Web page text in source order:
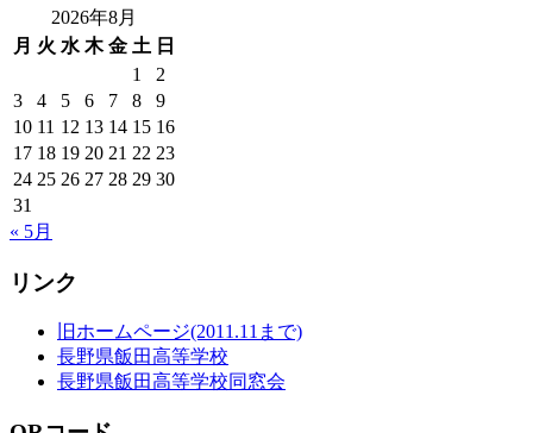
2026年8月
月 火 水 木 金 土 日
1
2
3
4 5 6 7 8
9
10 11 12 13 14 15 16
17 18 19 20 21 22 23
24 25 26 27 28 29 30
31
« 5月
リンク
旧ホームページ(2011.11まで)
長野県飯田高等学校
長野県飯田高等学校同窓会